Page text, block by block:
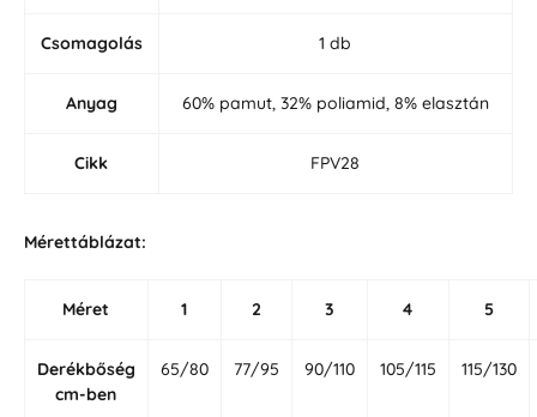
Csomagolás 1 db
Anyag 60% pamut, 32% poliamid, 8% elasztán
Cikk FPV28
Mérettáblázat:
Méret 1 2 3 4 5
Derékbőség
cm-ben
65/80 77/95 90/110 105/115 115/130